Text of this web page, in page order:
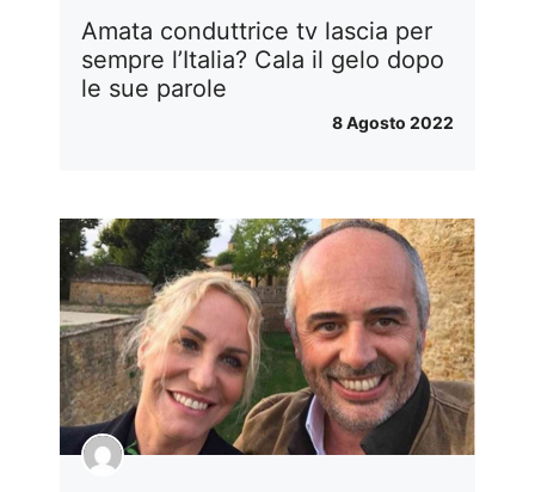
Amata conduttrice tv lascia per
sempre l’Italia? Cala il gelo dopo
le sue parole
8 Agosto 2022